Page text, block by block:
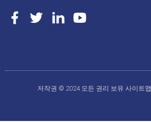
저작권 © 2024 모든 권리 보유사이트맵